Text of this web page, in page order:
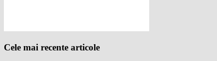
Cele mai recente articole